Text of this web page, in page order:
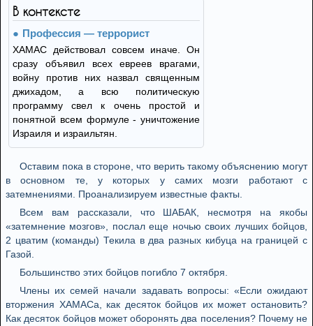
В контексте
Профессия — террорист
ХАМАС действовал совсем иначе. Он
сразу объявил всех евреев врагами,
войну против них назвал священным
джихадом, а всю политическую
программу свел к очень простой и
понятной всем формуле - уничтожение
Израиля и израильтян.
Оставим пока в стороне, что верить такому объяснению могут
в основном те, у которых у самих мозги работают с
затемнениями. Проанализируем известные факты.
Всем вам рассказали, что ШАБАК, несмотря на якобы
«затемнение мозгов», послал еще ночью своих лучших бойцов,
2 цватим (команды) Текила в два разных кибуца на границей с
Газой.
Большинство этих бойцов погибло 7 октября.
Члены их семей начали задавать вопросы: «Если ожидают
вторжения ХАМАСа, как десяток бойцов их может остановить?
Как десяток бойцов может оборонять два поселения? Почему не